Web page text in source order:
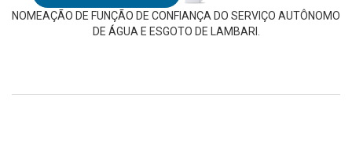
NOMEAÇÃO DE FUNÇÃO DE CONFIANÇA DO SERVIÇO AUTÔNOMO
DE ÁGUA E ESGOTO DE LAMBARI.